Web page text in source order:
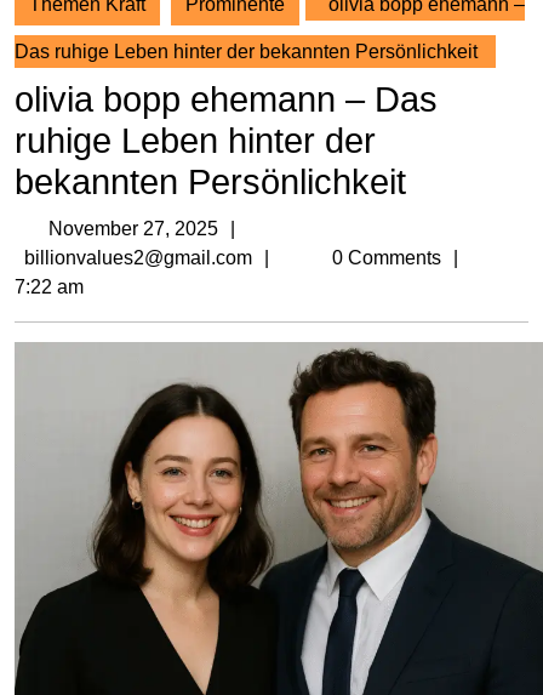
Themen Kraft Prominente olivia bopp ehemann –
Das ruhige Leben hinter der bekannten Persönlichkeit
olivia bopp ehemann – Das
ruhige Leben hinter der
bekannten Persönlichkeit
November 27, 2025
27,
billionvalues2@gmail.com billionvalues2@gmail.com
0 Comments
7:22 am